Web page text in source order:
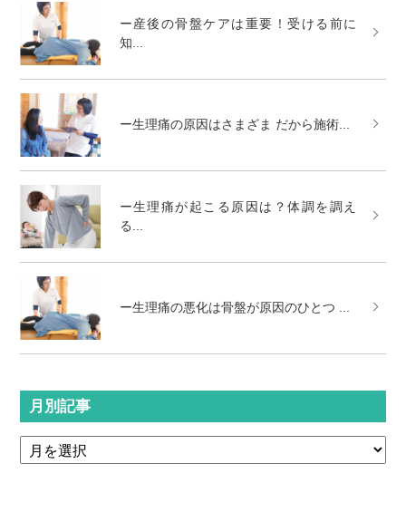
ー産後の骨盤ケアは重要！受ける前に
知...
ー生理痛の原因はさまざま だから施術...
ー生理痛が起こる原因は？体調を調え
る...
ー生理痛の悪化は骨盤が原因のひとつ ...
月別記事